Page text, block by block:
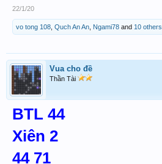
22/1/20
vo tong 108 Quch An An Ngami78 and 10 others
Vua cho đề
Thần Tài
BTL 44
Xiên 2
44 71